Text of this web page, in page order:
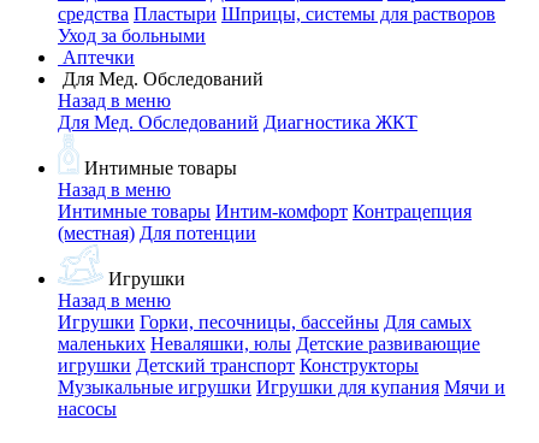
средства Пластыри Шприцы, системы для растворов
Уход за больными
Аптечки
Для Мед. Обследований
Назад в меню
Для Мед. Обследований Диагностика ЖКТ
Интимные товары
Назад в меню
Интимные товары Интим-комфорт Контрацепция
(местная) Для потенции
Игрушки
Назад в меню
Игрушки Горки, песочницы, бассейны Для самых
маленьких Неваляшки, юлы Детские развивающие
игрушки Детский транспорт Конструкторы
Музыкальные игрушки Игрушки для купания Мячи и
насосы